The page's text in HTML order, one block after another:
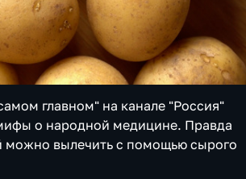
главном" на канале "Россия"
о народной медицине. Правда
можно вылечить с помощью сырого